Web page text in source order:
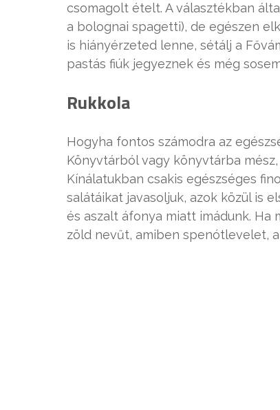
csomagolt ételt. A választékban
a bolognai spagetti), de egészen
is hiányérzeted lenne, sétálj a
pastás fiúk jegyeznek és még
Rukkola
Hogyha fontos számodra az
Könyvtárból vagy könyvtárba
Kínálatukban csakis egészséges
salátáikat javasoljuk, azok közül is
és aszalt áfonya miatt imádunk. Ha
zöld nevűt, amiben spenótlevelet,